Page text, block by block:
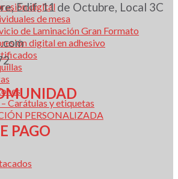
digital
de mesa
de Laminación Gran Formato
digital en adhesivo
Carátulas y etiquetas
PERSONALIZADA
Edif. 11 de Octubre, Local 3C
PAGO